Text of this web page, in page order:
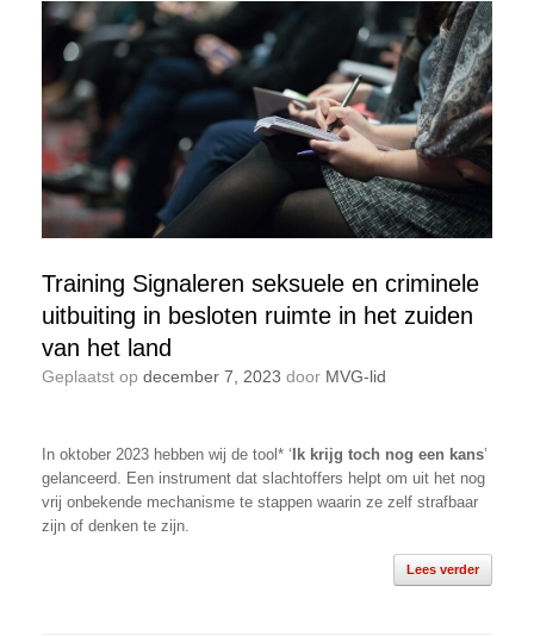
Training Signaleren seksuele en criminele
uitbuiting in besloten ruimte in het zuiden
van het land
Geplaatst op december 7, 2023 door MVG-lid
In oktober 2023 hebben wij de tool* ‘ Ik krijg toch nog een kans’
gelanceerd. Een instrument dat slachtoffers helpt om uit het nog
vrij onbekende mechanisme te stappen waarin ze zelf strafbaar
zijn of denken te zijn.
Lees verder